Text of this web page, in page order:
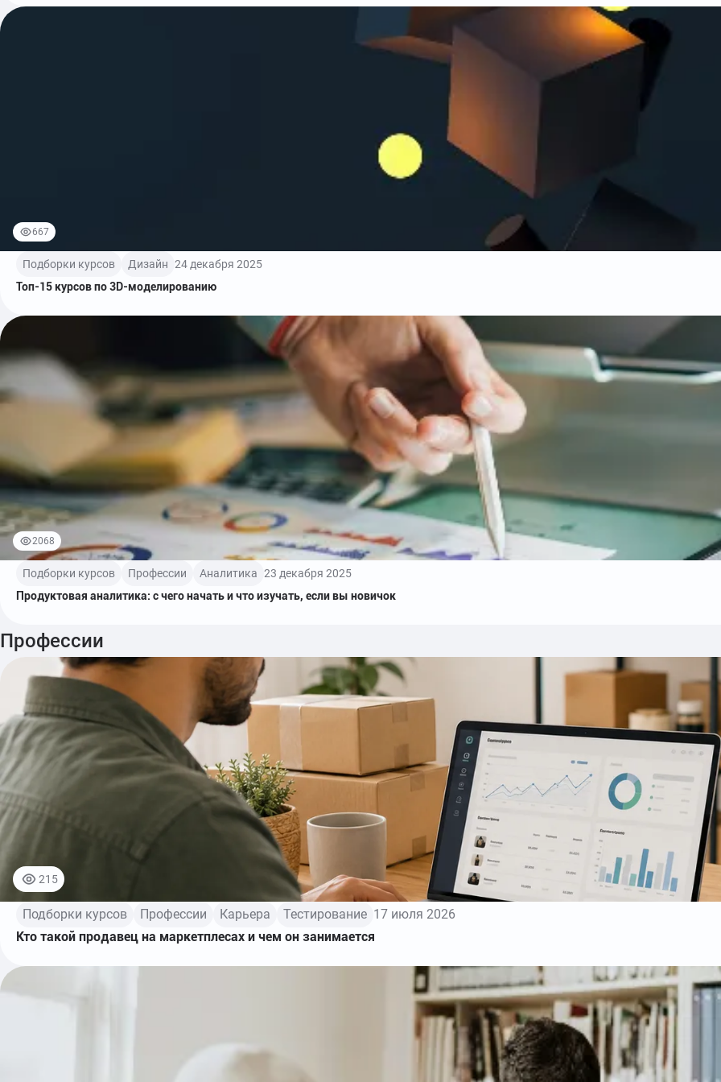
667
Подборки курсов Дизайн 24 декабря 2025
Топ-15 курсов по 3D-моделированию
2068
Подборки курсов Профессии Аналитика 23 декабря 2025
Продуктовая аналитика: с чего начать и что изучать, если вы новичок
Профессии
215
Подборки курсов Профессии Карьера Тестирование 17 июля 2026
Кто такой продавец на маркетплесах и чем он занимается